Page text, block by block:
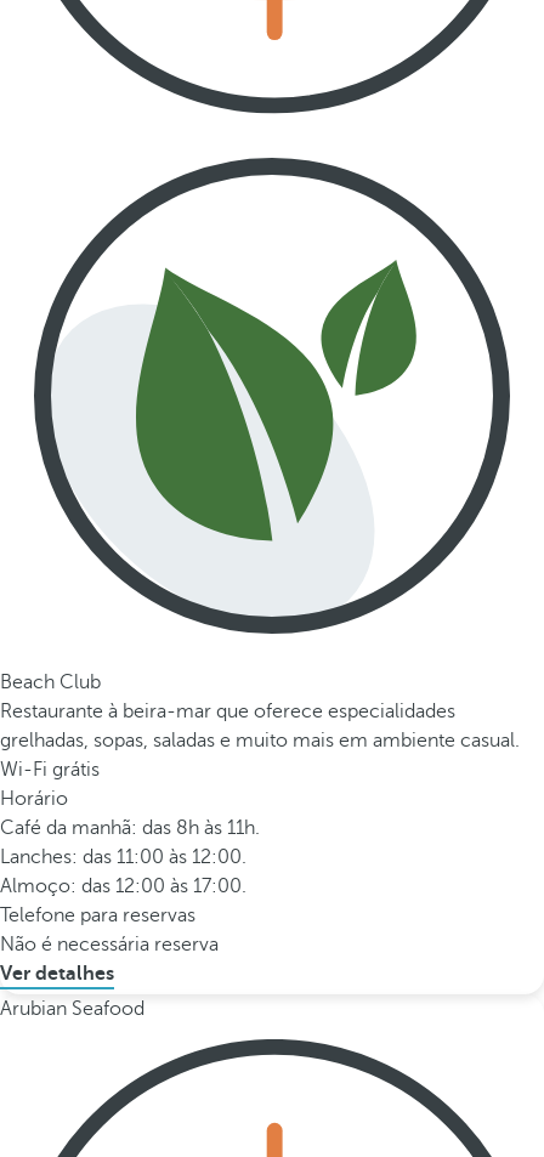
Beach Club
Restaurante à beira-mar que oferece especialidades
grelhadas, sopas, saladas e muito mais em ambiente casual.
Wi-Fi grátis
Horário
Café da manhã: das 8h às 11h.
Lanches: das 11:00 às 12:00.
Almoço: das 12:00 às 17:00.
Telefone para reservas
Não é necessária reserva
Ver detalhes
Arubian Seafood